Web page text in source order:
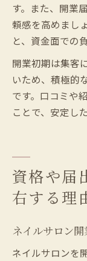
す。また、開業
頼感を高めまし
と、資金面での
開業初期は集客
いため、積極的
です。口コミや
ことで、安定し
資格や届
右する理
ネイルサロン
ネイルサロンを